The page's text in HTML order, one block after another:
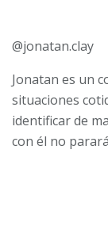
@jonatan.clay
Jonatan es un
situaciones
identificar de
con él no